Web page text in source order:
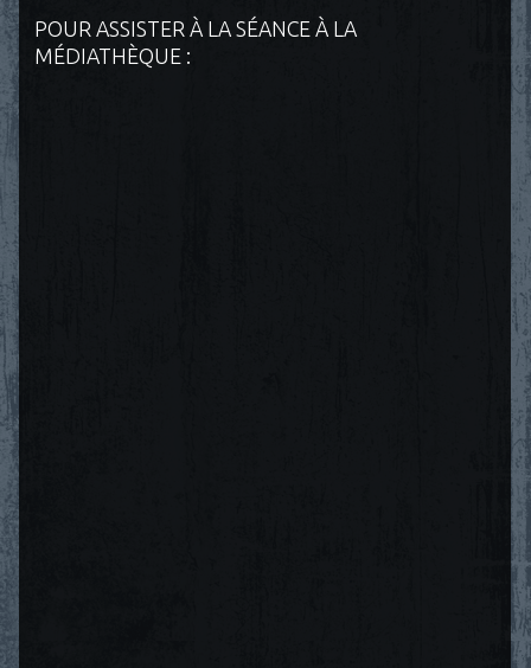
POUR ASSISTER À LA SÉANCE À LA
MÉDIATHÈQUE :